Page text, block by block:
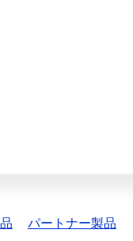
パートナー製品